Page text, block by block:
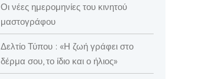
Οι νέες ημερομηνίες του κινητού
μαστογράφου
Δελτίο Τύπου : «Η ζωή γράφει στο
δέρμα σου, το ίδιο και ο ήλιος»